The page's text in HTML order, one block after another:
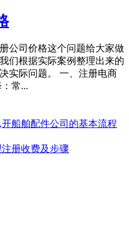
公司价格这个问题给大家做
们根据实际案例整理出来的
实际问题。 一、注册电商
常...
船舶配件公司的基本流程
册收费及步骤